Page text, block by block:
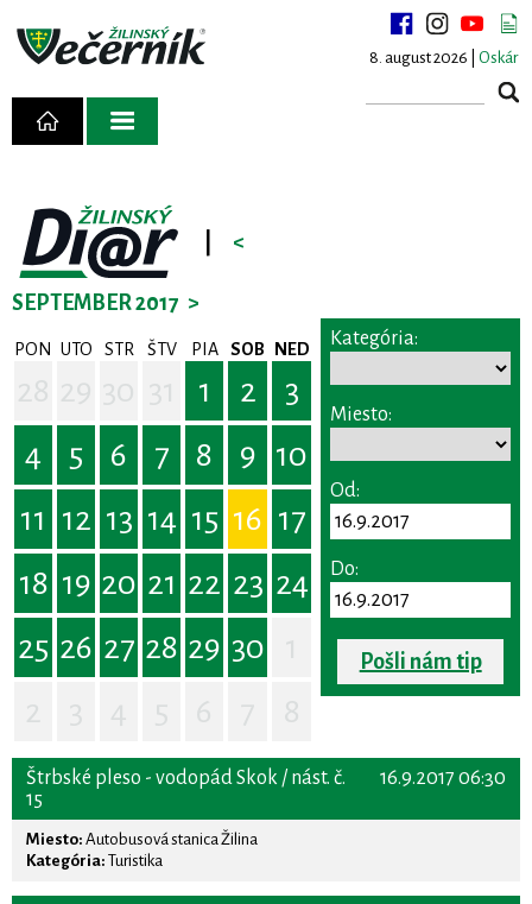
8. august 2026 | Oskár
<
SEPTEMBER 2017 >
PON UTO STR ŠTV PIA SOB NED
1 2
3
4
5 6 7 8 9 10
11 12 13 14 15 16 17
18 19 20 21 22 23 24
25 26 27 28 29 30
Kategória:
Miesto:
Od:
Do:
Pošli nám tip
16.9.2017 06:30
Štrbské pleso - vodopád Skok / nást. č.
15
Miesto: Autobusová stanica Žilina
Kategória: Turistika